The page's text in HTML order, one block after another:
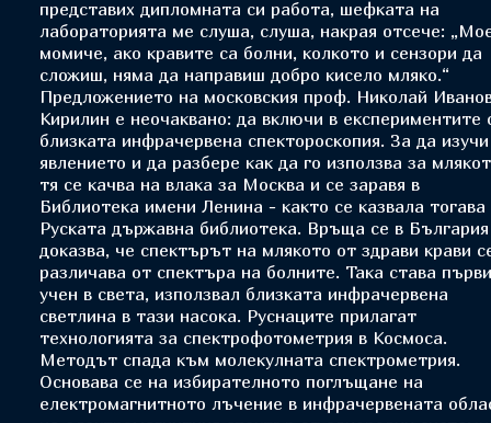
представих дипломната си работа, шефката на
лабораторията ме слуша, слуша, накрая отсече:
момиче, ако кравите са болни, колкото и сензори да
сложиш, няма да направиш добро кисело мляко.“
Предложението на московския проф. Николай
Кирилин е неочаквано: да включи в експериментите
близката инфрачервена спектороскопия. За да изучи
явлението и да разбере как да го използва за
тя се качва на влака за Москва и се заравя в
Библиотека имени Ленина - както се казвала тогава
Руската държавна библиотека. Връща се в
доказва, че спектърът на млякото от здрави крави
различава от спектъра на болните. Така става
учен в света, използвал близката инфрачервена
светлина в тази насока. Руснаците прилагат
технологията за спектрофотометрия в Космоса.
Методът спада към молекулната спектрометрия.
Основава се на избирателното поглъщане на
електромагнитното лъчение в инфрачервената